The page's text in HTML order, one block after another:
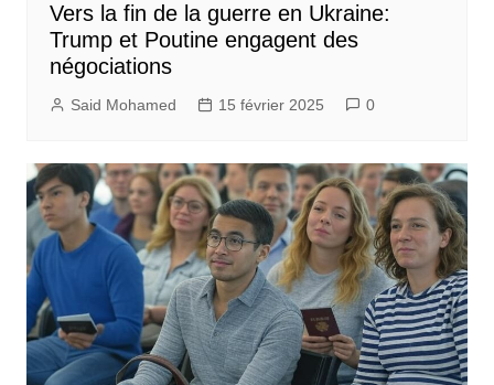
Vers la fin de la guerre en Ukraine:
Trump et Poutine engagent des
négociations
Said Mohamed 15 février 2025 0